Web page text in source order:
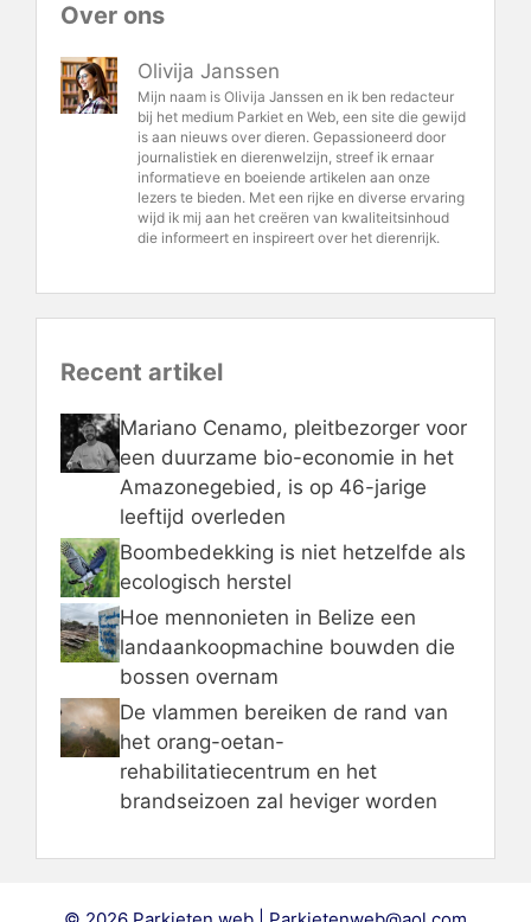
Over ons
Olivija Janssen
Mijn naam is Olivija Janssen en ik ben redacteur
bij het medium Parkiet en Web, een site die gewijd
is aan nieuws over dieren. Gepassioneerd door
journalistiek en dierenwelzijn, streef ik ernaar
informatieve en boeiende artikelen aan onze
lezers te bieden. Met een rijke en diverse ervaring
wijd ik mij aan het creëren van kwaliteitsinhoud
die informeert en inspireert over het dierenrijk.
Recent artikel
Mariano Cenamo, pleitbezorger voor
een duurzame bio-economie in het
Amazonegebied, is op 46-jarige
leeftijd overleden
Boombedekking is niet hetzelfde als
ecologisch herstel
Hoe mennonieten in Belize een
landaankoopmachine bouwden die
bossen overnam
De vlammen bereiken de rand van
het orang-oetan-
rehabilitatiecentrum en het
brandseizoen zal heviger worden